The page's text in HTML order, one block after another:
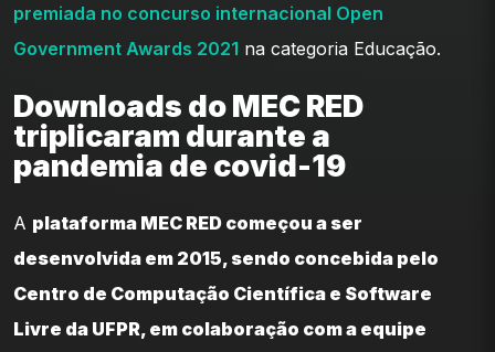
premiada no concurso internacional Open
Government Awards 2021 na categoria Educação.
Downloads do MEC RED
triplicaram durante a
pandemia de covid-19
A plataforma MEC RED começou a ser
desenvolvida em 2015, sendo concebida pelo
Centro de Computação Científica e Software
Livre da UFPR, em colaboração com a equipe